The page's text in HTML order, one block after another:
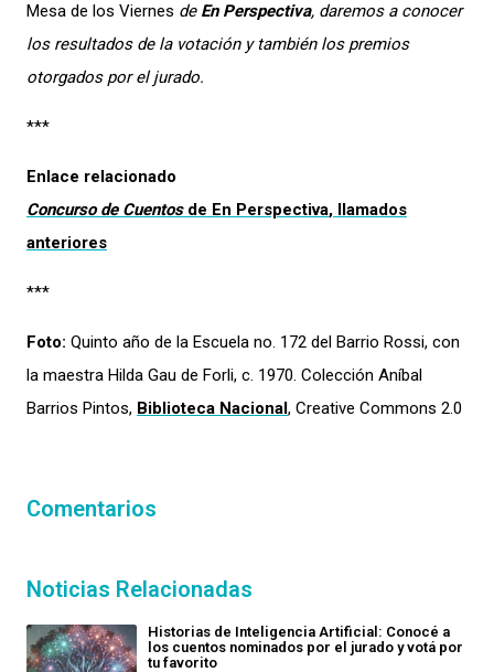
Mesa de los Viernes de En Perspectiva, daremos a conocer
los resultados de la votación y también los premios
otorgados por el jurado.
***
Enlace relacionado
Concurso de Cuentosde En Perspectiva, llamados
anteriores
***
Foto: Quinto año de la Escuela no. 172 del Barrio Rossi, con
la maestra Hilda Gau de Forli, c. 1970. Colección Aníbal
Barrios Pintos, Biblioteca Nacional, Creative Commons 2.0
Comentarios
Noticias Relacionadas
Historias de Inteligencia Artificial: Conocé a
los cuentos nominados por el jurado y votá por
tu favorito